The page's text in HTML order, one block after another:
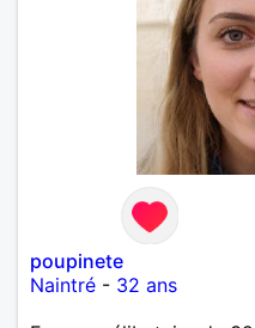
poupinete
Naintré - 32 ans